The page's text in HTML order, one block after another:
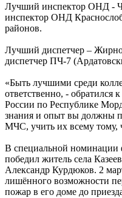
Лучший инспектор ОНД -
инспектор ОНД
районов.
Лучший диспетчер –
диспетчер ПЧ-7
«Быть лучшими среди
ответственно, -
России по Республике
знания и опыт вы должны
МЧС, учить их всему тому,
В специальной номинации
победил житель села
Александр Курдюков. 2
лишённого возможности
пожар в его доме до